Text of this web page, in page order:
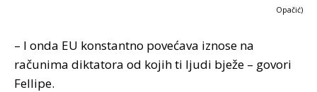
Opačić)
– I onda EU konstantno povećava iznose na
računima diktatora od kojih ti ljudi bježe – govori
Fellipe.